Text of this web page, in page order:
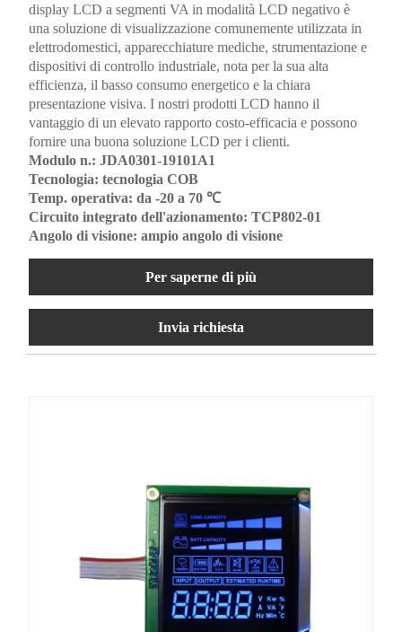
display LCD a segmenti VA in modalità LCD negativo è
una soluzione di visualizzazione comunemente utilizzata in
elettrodomestici, apparecchiature mediche, strumentazione e
dispositivi di controllo industriale, nota per la sua alta
efficienza, il basso consumo energetico e la chiara
presentazione visiva. I nostri prodotti LCD hanno il
vantaggio di un elevato rapporto costo-efficacia e possono
fornire una buona soluzione LCD per i clienti.
Modulo n.: JDA0301-19101A1
Tecnologia: tecnologia COB
Temp. operativa: da -20 a 70 ℃
Circuito integrato dell'azionamento: TCP802-01
Angolo di visione: ampio angolo di visione
Per saperne di più
Invia richiesta